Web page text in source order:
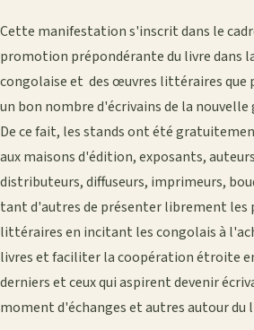
Cette manifestation s'inscrit dans le
promotion prépondérante du livre dans
congolaise et des œuvres littéraires que
un bon nombre d'écrivains de la
De ce fait, les stands ont été
aux maisons d'édition, exposants,
distributeurs, diffuseurs, imprimeurs,
tant d'autres de présenter librement les
littéraires en incitant les congolais à
livres et faciliter la coopération étroite
derniers et ceux qui aspirent devenir
moment d'échanges et autres autour du